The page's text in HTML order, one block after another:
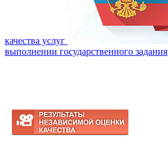
качества услуг
выполнении государственного задания